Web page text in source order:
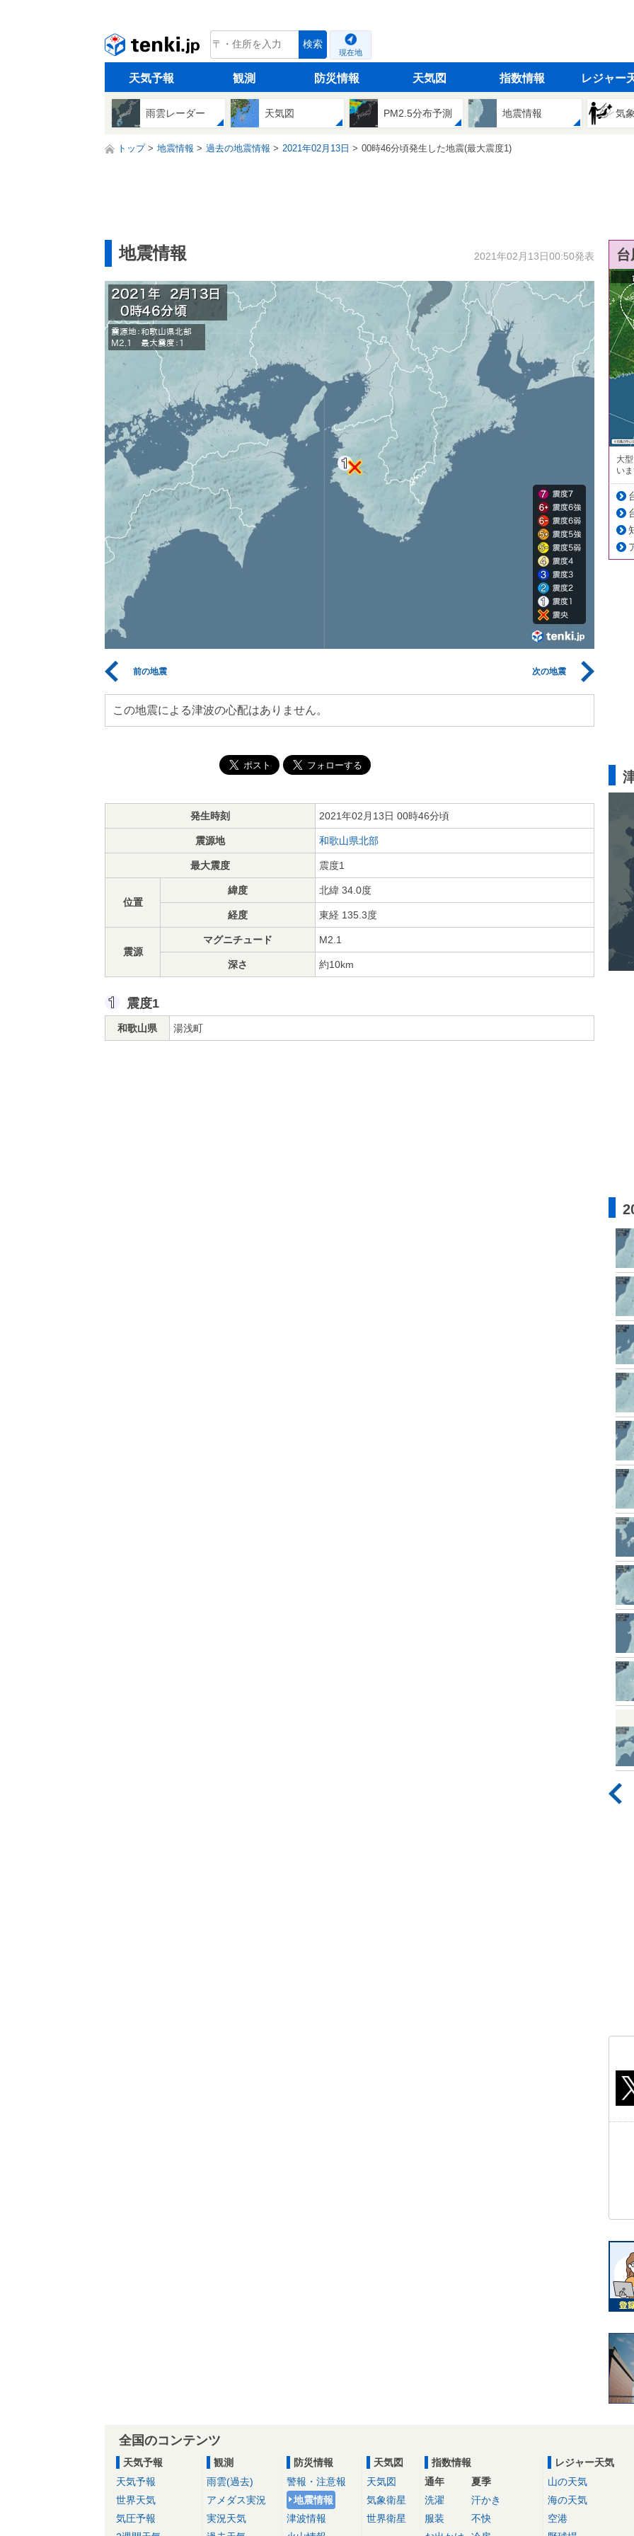
tenki.jp 検索
現在地
天気予報 観測 防災情報 天気図 指数情報 レジャー
雨雲レーダー 天気図 PM2.5分布予測 地震情報 気
トップ 地震情報 過去の地震情報 2021年02月13日 00時46分頃発生した地震(最大震度1)
地震情報 2021年02月13日00:50発表
前の地震 次の地震
この地震による津波の心配はありません。
発生時刻 2021年02月13日 00時46分頃
震源地 和歌山県北部
最大震度 震度1
位置
緯度 北緯 34.0度
経度 東経 135.3度
震源
マグニチュード M2.1
深さ 約10km
震度1
和歌山県 湯浅町
大
い
全国のコンテンツ
天気予報
天気予報
世界天気
気圧予報
観測
雨雲(過去)
アメダス実況
実況天気
防災情報
警報・注意報
地震情報
津波情報
天気図
天気図
気象衛星
世界衛星
指数情報
通年
洗濯
服装
夏季
汗かき
不快
レジャー天気
山の天気
海の天気
空港